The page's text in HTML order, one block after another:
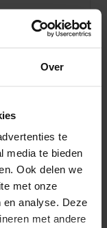
Over
te
media te bieden
Ook delen we
met onze
analyse. Deze
met andere